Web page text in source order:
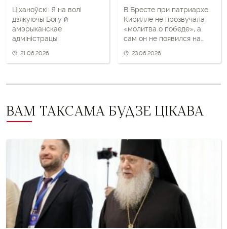
Ціханоўскі: Я на волі
дзякуючы Богу й
амэрыканскае
адміністрацыі
21.06.2026
В Бресте при патриархе
Кирилле не прозвучала
«молитва о победе», а
сам он не появился на
23.06.2026
ВАМ ТАКСАМА БУДЗЕ ЦІКАВА